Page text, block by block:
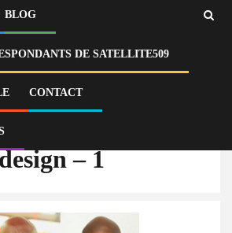
BLOG
DE SATELLITE509
CONTACT
Smith Augustin, Emmanuel Vertilaire et
pour corruption, paralysent le CPT
– 1